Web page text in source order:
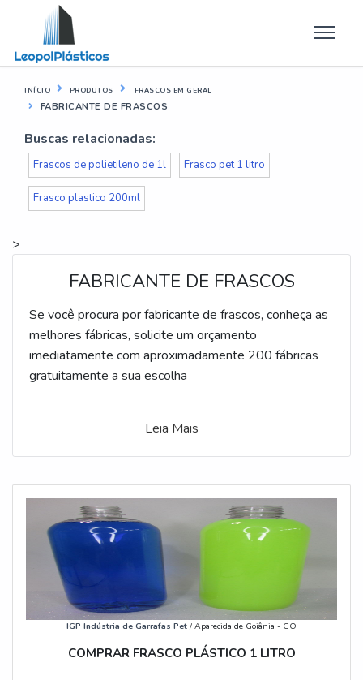
INÍCIO PRODUTOS FRASCOS EM GERAL
FABRICANTE DE FRASCOS
Buscas relacionadas:
Frascos de polietileno de 1l Frasco pet 1 litro
Frasco plastico 200ml
>
FABRICANTE DE FRASCOS
Se você procura por fabricante de frascos, conheça as
melhores fábricas, solicite um orçamento
imediatamente com aproximadamente 200 fábricas
gratuitamente a sua escolha
Leia Mais
IGP Indústria de Garrafas Pet / Aparecida de Goiânia - GO
COMPRAR FRASCO PLÁSTICO 1 LITRO